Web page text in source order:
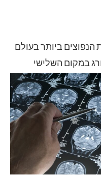
הנפוצים ביותר בעולם
במקום השלישי